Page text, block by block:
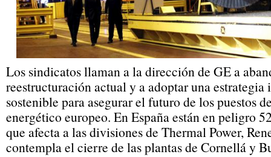
Los sindicatos llaman a la dirección de GE a
reestructuración actual y a adoptar una
sostenible para asegurar el futuro de los puestos
energético europeo. En España están en peligro
que afecta a las divisiones de Thermal Power,
contempla el cierre de las plantas de Cornellá y